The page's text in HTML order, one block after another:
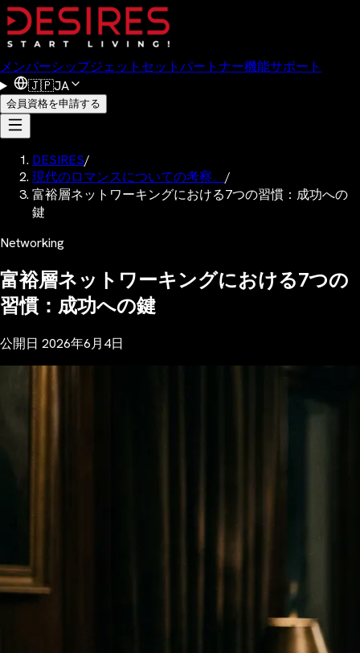
メンバーシップジェットセットパートナー機能サポート
🇯🇵JA
会員資格を申請する
DESIRES/
現代のロマンスについての考察。 /
富裕層ネットワーキングにおける7つの習慣：成功への
鍵
Networking
富裕層ネットワーキングにおける7つの
習慣：成功への鍵
公開日 2026年6月4日